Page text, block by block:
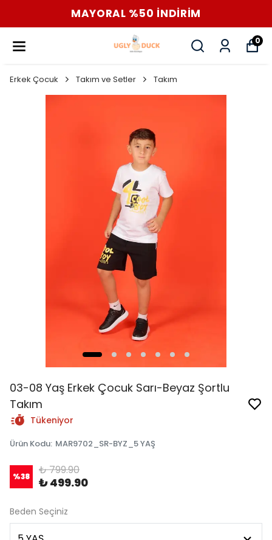
MAYORAL %50 İNDİRİM
0
Erkek Çocuk Takım ve Setler Takım
03-08 Yaş Erkek Çocuk Sarı-Beyaz Şortlu
Takım
Tükeniyor
Ürün Kodu: MAR9702_SR-BYZ_5 YAŞ
%38 ₺ 799.90
₺ 499.90
Beden Seçiniz